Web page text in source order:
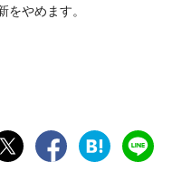
やめます。